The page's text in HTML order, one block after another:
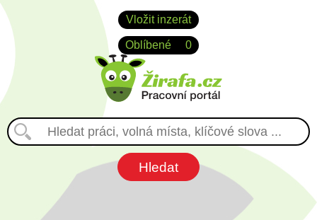
Vložit inzerát
Oblíbené 0